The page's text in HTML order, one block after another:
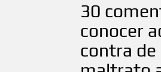
30
conocer
contra